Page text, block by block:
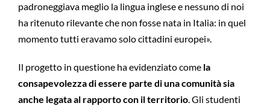
padroneggiava meglio la lingua inglese e nessuno di noi
ha ritenuto rilevante che non fosse nata in Italia: in quel
momento tutti eravamo solo cittadini europei».
Il progetto in questione ha evidenziato come la
consapevolezza di essere parte di una comunità sia
anche legata al rapporto con il territorio. Gli studenti